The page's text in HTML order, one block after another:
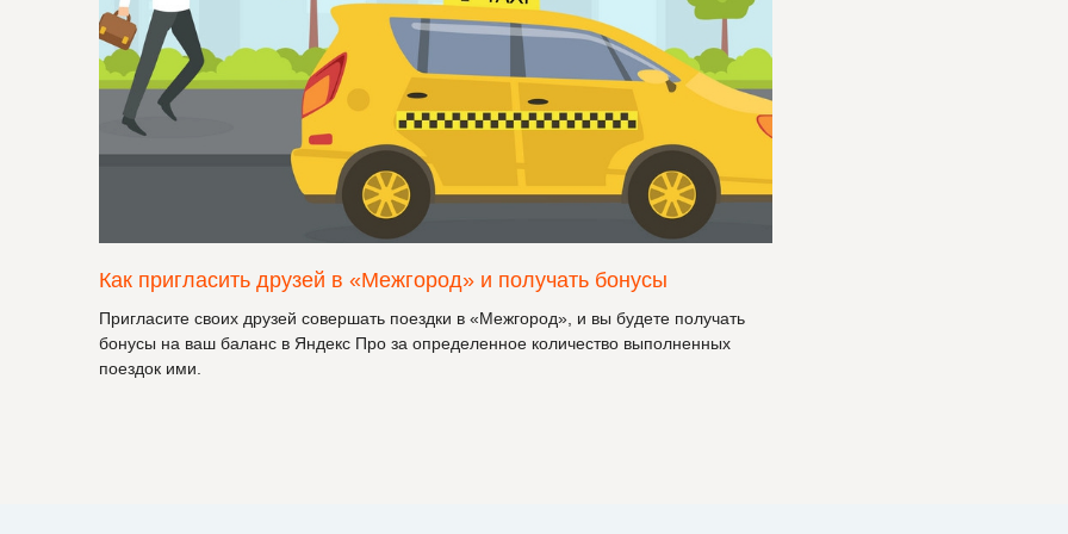
Как пригласить друзей в «Межгород» и получать бонусы
Пригласите своих друзей совершать поездки в «Межгород», и вы будете получать
бонусы на ваш баланс в Яндекс Про за определенное количество выполненных
поездок ими.